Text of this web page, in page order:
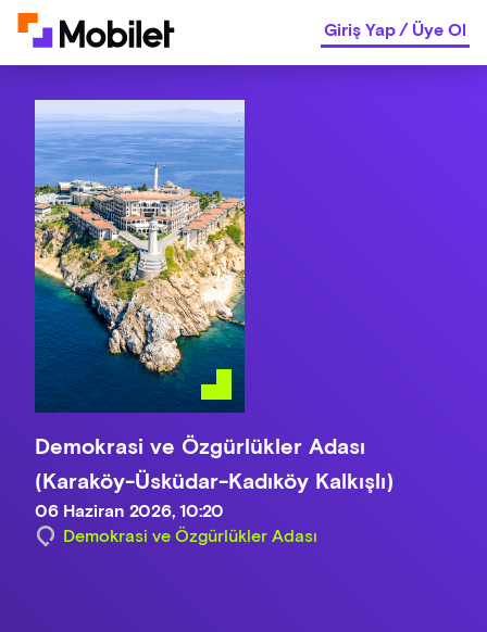
Giriş Yap/Üye Ol
Demokrasi ve Özgürlükler Adası
(Karaköy-Üsküdar-Kadıköy Kalkışlı)
06 Haziran 2026, 10:20
Demokrasi ve Özgürlükler Adası